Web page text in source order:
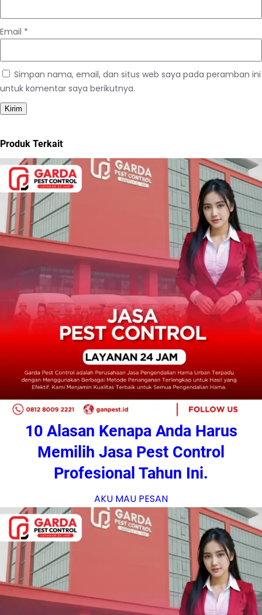
Email *
Simpan nama, email, dan situs web saya pada peramban ini
untuk komentar saya berikutnya.
Produk Terkait
10 Alasan Kenapa Anda Harus
Memilih Jasa Pest Control
Profesional Tahun Ini.
AKU MAU PESAN